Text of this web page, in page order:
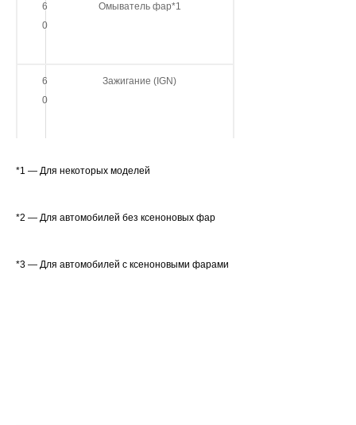
6
0
Омыватель фар*1
6
0
Зажигание (IGN)
*1 — Для некоторых моделей
*2 — Для автомобилей без ксеноновых фар
*3 — Для автомобилей с ксеноновыми фарами